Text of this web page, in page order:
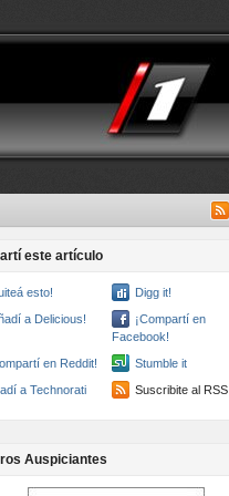
este artículo
esto!
Digg it!
a Delicious!
¡Compartí en
Facebook!
en Reddit!
Stumble it
a Technorati
Suscribite al RSS
Auspiciantes